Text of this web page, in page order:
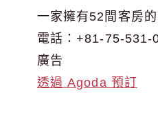
一家擁有52間客房
電話：+81-75-531-
廣告
透過 Agoda 預訂